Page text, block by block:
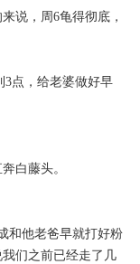
说，周6龟得彻底，
3点，给老婆做好早
白藤头。
和他老爸早就打好粉
们之前已经走了几